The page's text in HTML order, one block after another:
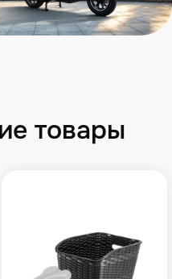
товары